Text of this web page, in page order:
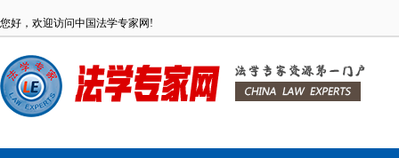
您好，欢迎访问中国法学专家网!